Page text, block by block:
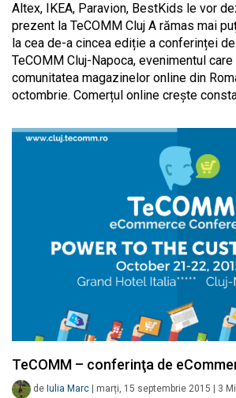
Altex, IKEA, Paravion, BestKids le vor
prezent la TeCOMM Cluj A rămas mai
la cea de-a cincea ediție a conferinței
TeCOMM Cluj-Napoca, evenimentul
comunitatea magazinelor online din
octombrie. Comerțul online crește
TeCOMM – conferinţa de
de Iulia Marc marți, 15 septembrie 2015 3